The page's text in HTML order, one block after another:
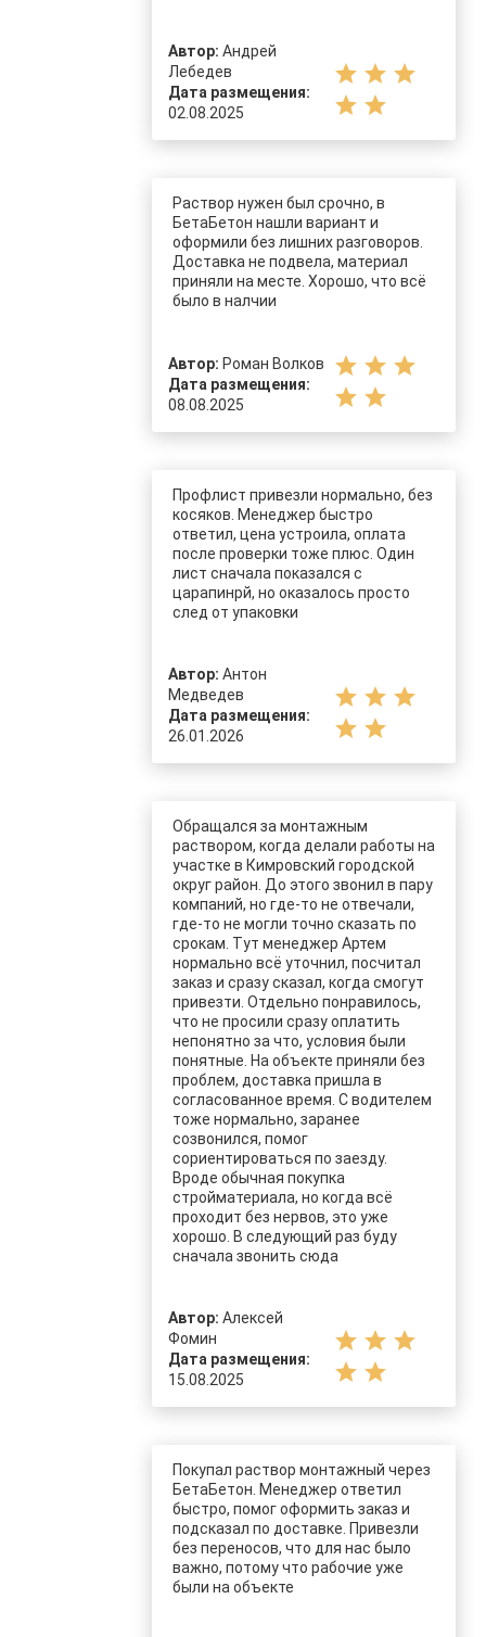
Автор: Андрей
Лебедев
Дата размещения:
02.08.2025
star star star
star star
Раствор нужен был срочно, в
БетаБетон нашли вариант и
оформили без лишних разговоров.
Доставка не подвела, материал
приняли на месте. Хорошо, что всё
было в налчии
Автор: Роман Волков
Дата размещения:
08.08.2025
star star star
star star
Профлист привезли нормально, без
косяков. Менеджер быстро
ответил, цена устроила, оплата
после проверки тоже плюс. Один
лист сначала показался с
царапинрй, но оказалось просто
след от упаковки
Автор: Антон
Медведев
Дата размещения:
26.01.2026
star star star
star star
Обращался за монтажным
раствором, когда делали работы на
участке в Кимровский городской
округ район. До этого звонил в пару
компаний, но где-то не отвечали,
где-то не могли точно сказать по
срокам. Тут менеджер Артем
нормально всё уточнил, посчитал
заказ и сразу сказал, когда смогут
привезти. Отдельно понравилось,
что не просили сразу оплатить
непонятно за что, условия были
понятные. На объекте приняли без
проблем, доставка пришла в
согласованное время. С водителем
тоже нормально, заранее
созвонился, помог
сориентироваться по заезду.
Вроде обычная покупка
стройматериала, но когда всё
проходит без нервов, это уже
хорошо. В следующий раз буду
сначала звонить сюда
Автор: Алексей
Фомин
Дата размещения:
15.08.2025
star star star
star star
Покупал раствор монтажный через
БетаБетон. Менеджер ответил
быстро, помог оформить заказ и
подсказал по доставке. Привезли
без переносов, что для нас было
важно, потому что рабочие уже
были на объекте